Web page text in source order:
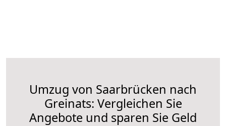
Umzug von Saarbrücken nach
Greinats: Vergleichen Sie
Angebote und sparen Sie Geld